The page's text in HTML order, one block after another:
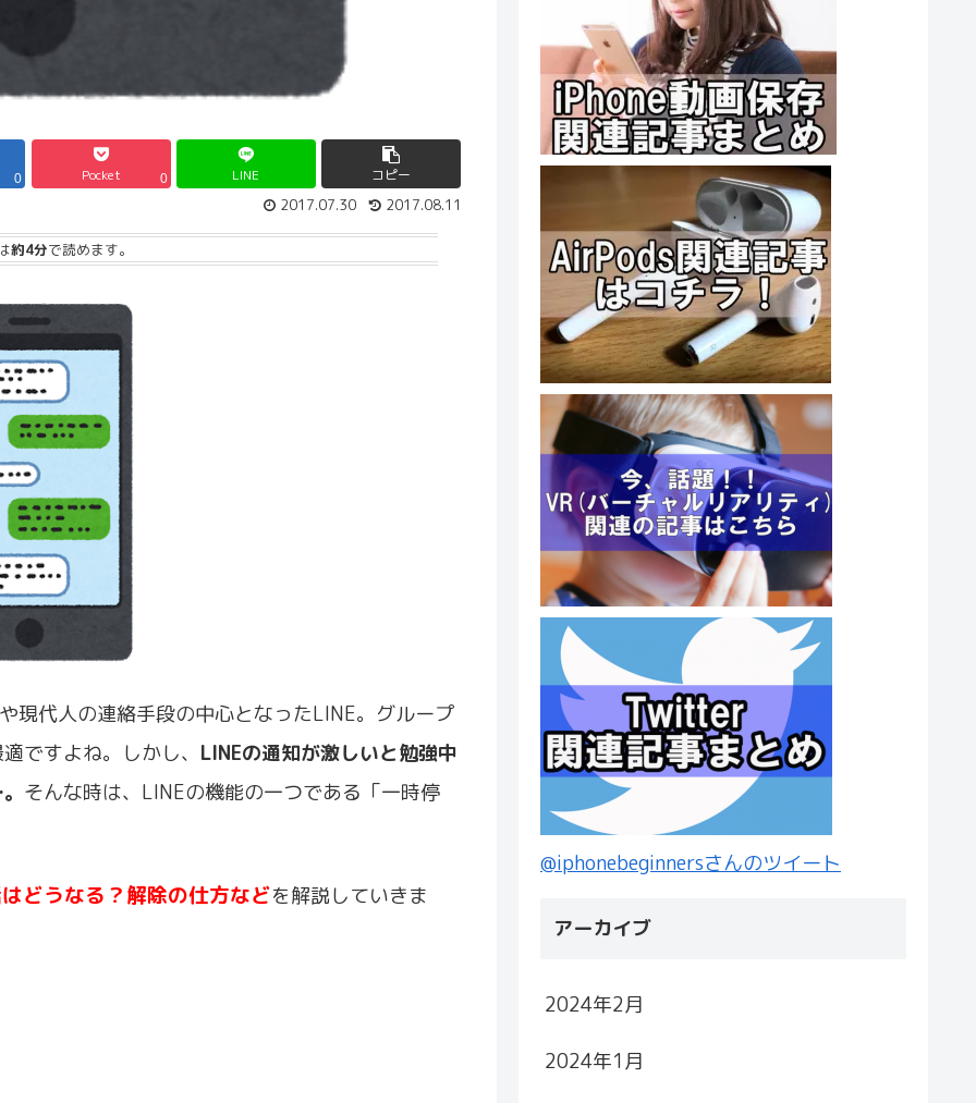
0 Pocket 0 LINE コピー
2017.08.11
2017.07.30
約4分で読めます。
現代人の連絡手段の中心となったLINE。グループ
ですよね。しかし、 LINEの通知が激しいと勉強中
そんな時は、LINEの機能の一つである「一時停
どうなる？解除の仕方などを解説していきま
@iphonebeginnersさんのツイート
アーカイブ
2024年2月
2024年1月